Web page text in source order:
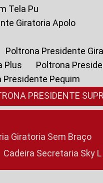
Tela Pu
Giratoria Apolo
Poltrona Presidente
Plus
Poltrona
Presidente Pequim
PRESIDENTE
Giratoria Sem Braço
Cadeira Secretaria Sky